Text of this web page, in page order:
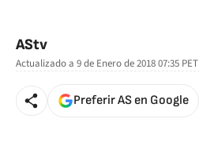
AStv
Actualizado a 9 de Enero de 2018 07:35 PET
Preferir AS en Google